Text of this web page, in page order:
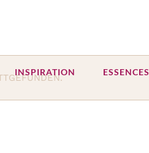
INSPIRATION ESSENCES